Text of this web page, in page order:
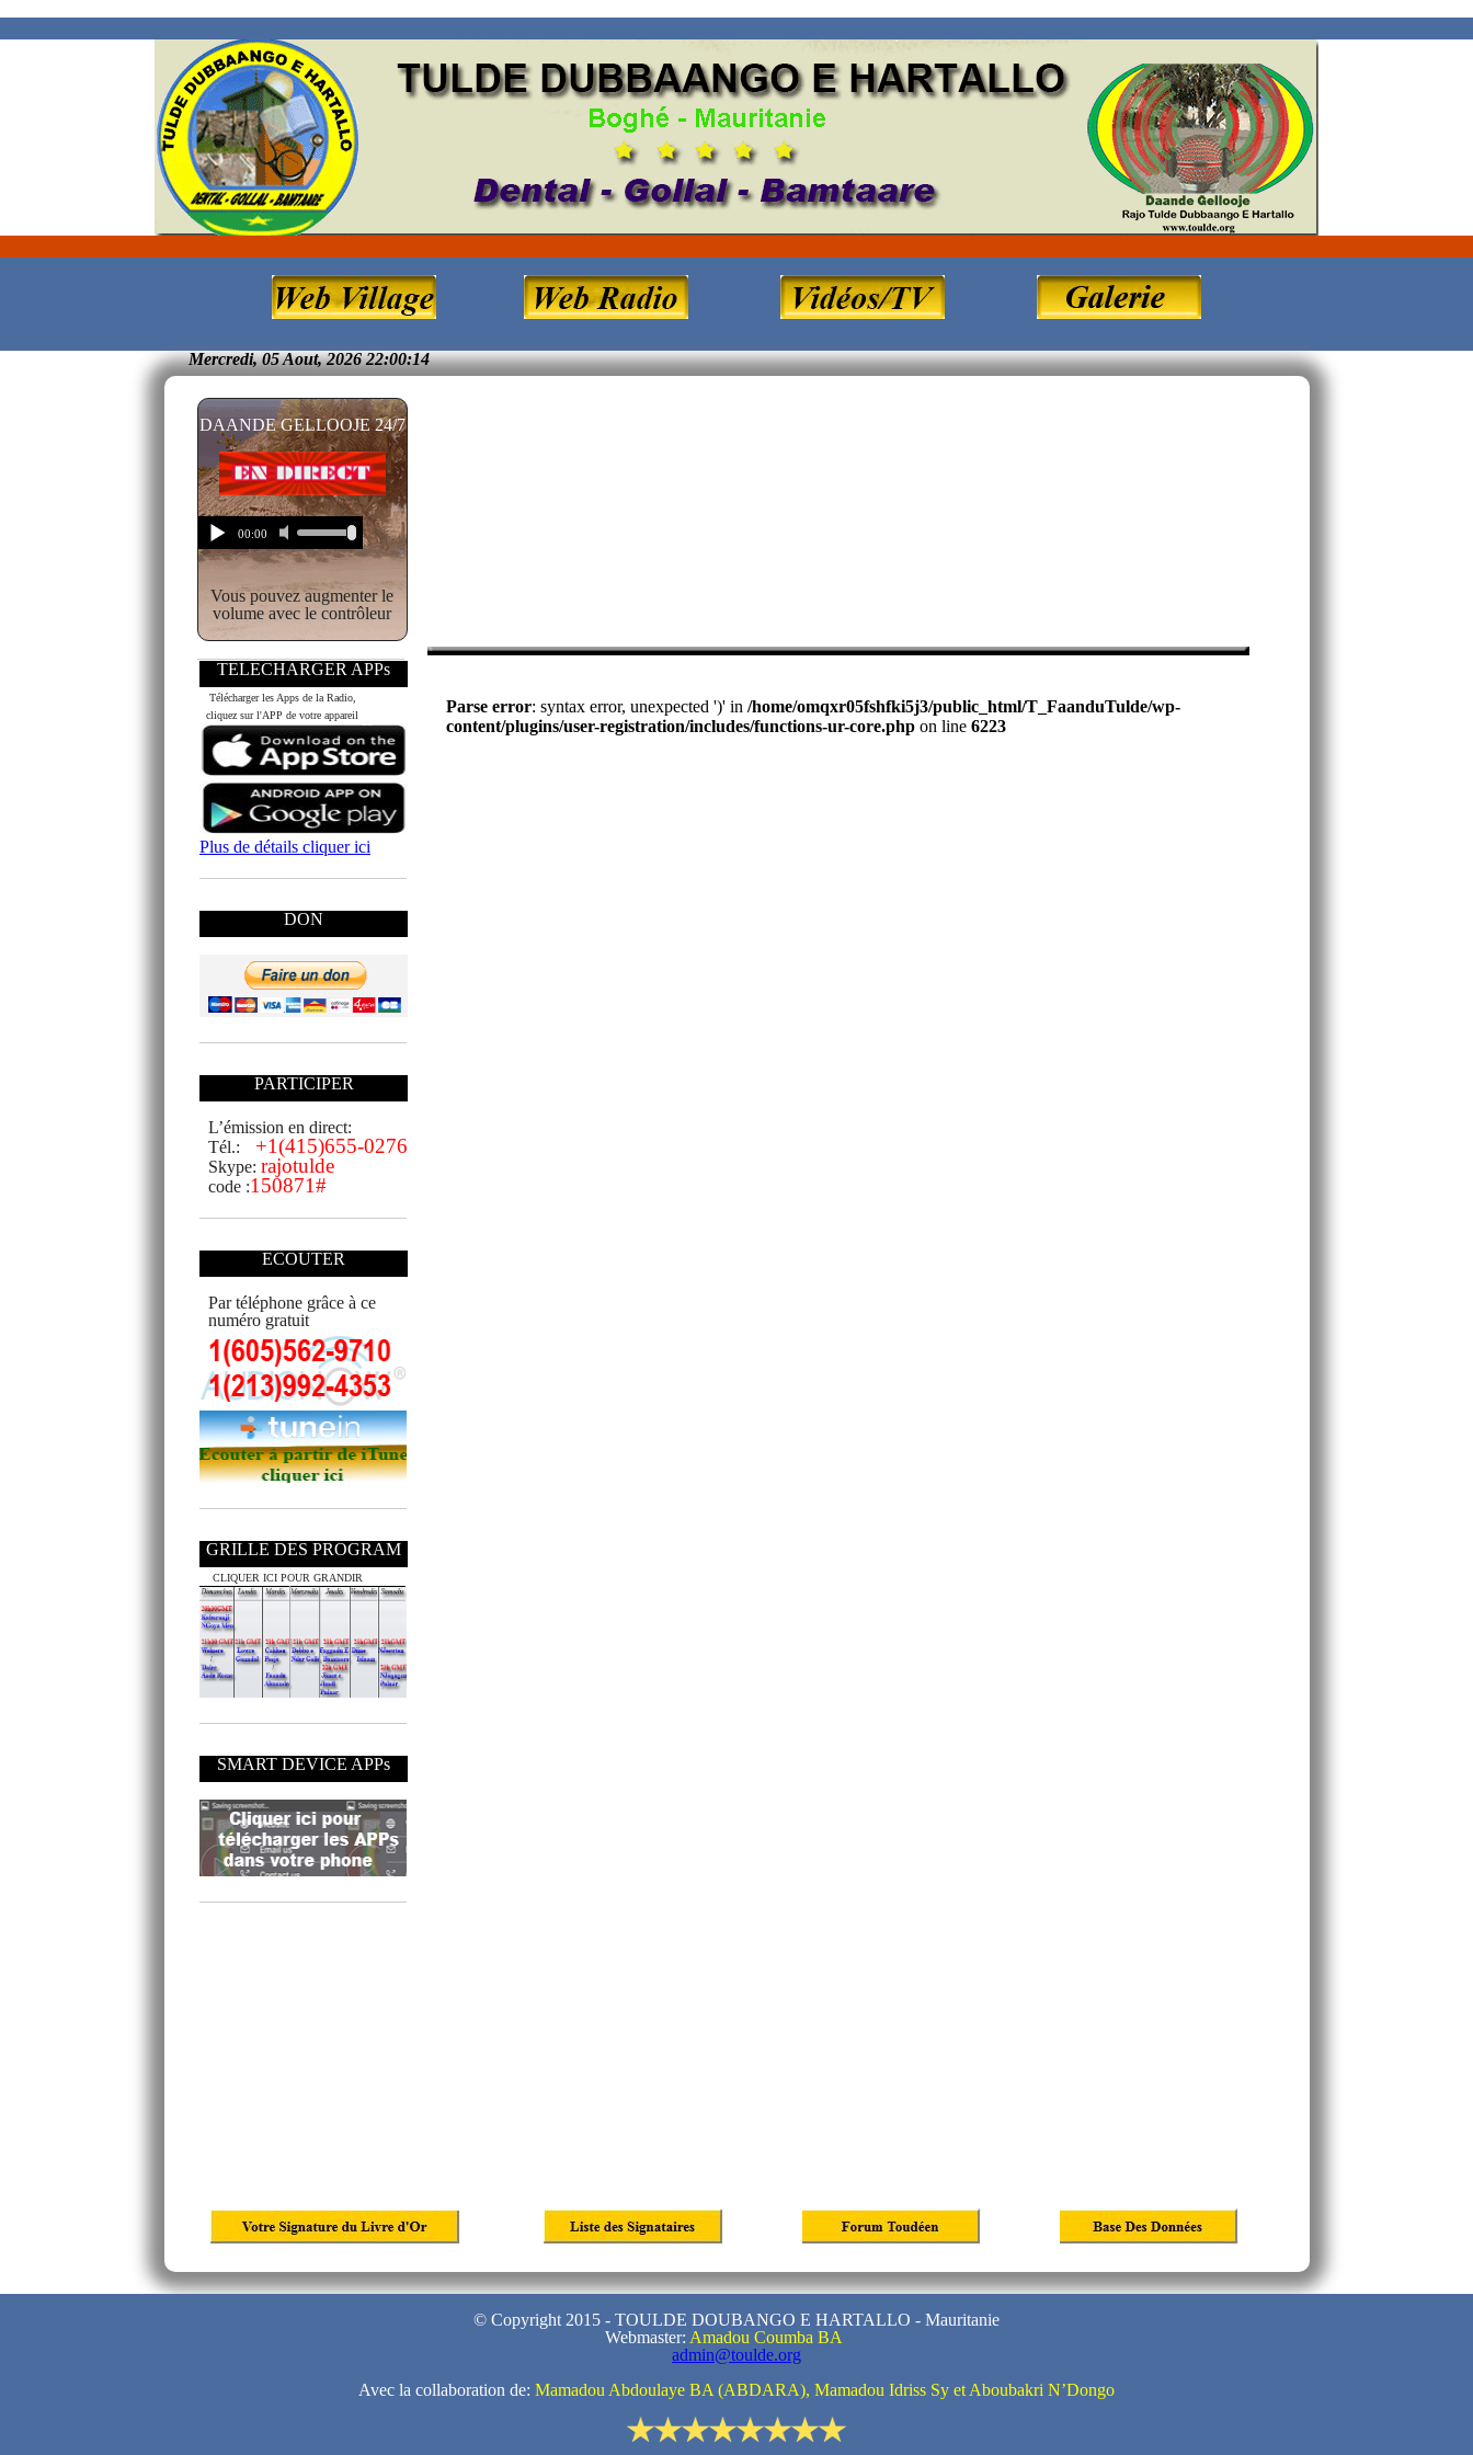
Mercredi, 05 Aout, 2026 22:00:15
DAANDE GELLOOJE 24/7
Vous pouvez augmenter le
volume avec le contrôleur
TELECHARGER APPs
Télécharger les Apps de la Radio,
cliquez sur l'APP de votre appareil
Plus de détails cliquer ici
DON
PARTICIPER
L’émission en direct:
Tél.:
+1(415)655-0276
Skype: rajotulde
code :150871#
ECOUTER
Par téléphone grâce à ce
numéro gratuit
GRILLE DES PROGRAM
CLIQUER ICI POUR GRANDIR
SMART DEVICE APPs
© Copyright 2015 - TOULDE DOUBANGO E HARTALLO - Mauritanie
Webmaster: Amadou Coumba BA
admin@toulde.org
Avec la collaboration de: Mamadou Abdoulaye BA (ABDARA), Mamadou Idriss Sy et Aboubakri N’Dongo